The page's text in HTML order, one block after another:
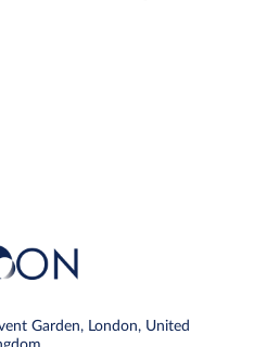
Garden, London, United